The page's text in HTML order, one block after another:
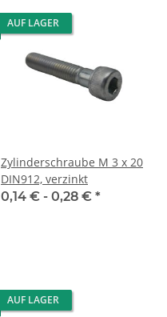
AUF LAGER
Zylinderschraube M 3 x 20
DIN912, verzinkt
0,14 € - 0,28 € *
AUF LAGER